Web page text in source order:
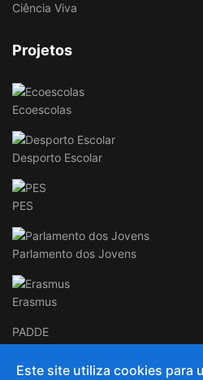
Ciência Viva
Projetos
Ecoescolas
Desporto Escolar
PES
Parlamento dos Jovens
Erasmus
PADDE
Este site utiliza cookies para